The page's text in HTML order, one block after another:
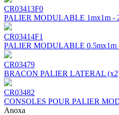
CR03413F0
PALIER MODULABLE 1mx1m -
CR03414F1
PALIER MODULABLE 0.5mx1m
CR03479
BRACON PALIER LATERAL
CR03482
CONSOLES POUR PALIER
Anoxa